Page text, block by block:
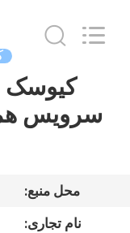
دربارهی
Junction
Interactive
سرویس
محل منبع:
نام تجاری: